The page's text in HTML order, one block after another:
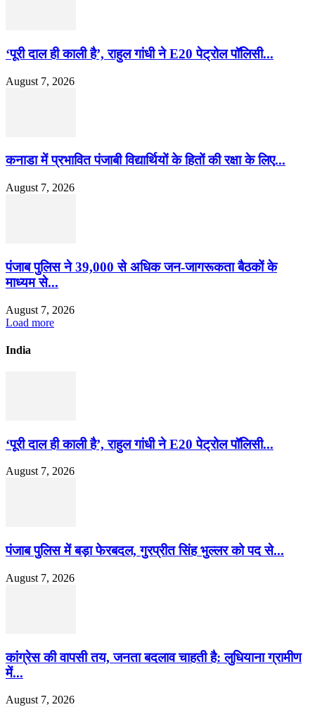
‘पूरी दाल ही काली है’, राहुल गांधी ने E20 पेट्रोल पॉलिसी...
August 7, 2026
कनाडा में प्रभावित पंजाबी विद्यार्थियों के हितों की रक्षा के लिए...
August 7, 2026
पंजाब पुलिस ने 39,000 से अधिक जन-जागरूकता बैठकों के
माध्यम से...
August 7, 2026
Load more
India
‘पूरी दाल ही काली है’, राहुल गांधी ने E20 पेट्रोल पॉलिसी...
August 7, 2026
पंजाब पुलिस में बड़ा फेरबदल, गुरप्रीत सिंह भुल्लर को पद से...
August 7, 2026
कांग्रेस की वापसी तय, जनता बदलाव चाहती है: लुधियाना ग्रामीण
में...
August 7, 2026